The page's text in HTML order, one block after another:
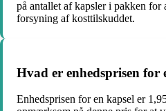
på antallet af kapsler i pakken for
forsyning af kosttilskuddet.
Hvad er enhedsprisen for
Enhedsprisen for en kapsel er